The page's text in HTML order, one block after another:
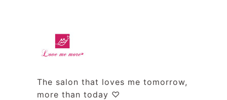
The salon that loves me tomorrow,
more than today ♡